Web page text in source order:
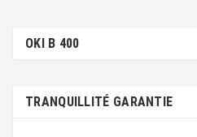
OKI B 400
TRANQUILLITÉ GARANTIE